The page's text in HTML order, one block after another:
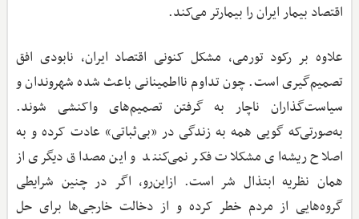
اقتصاد بیمار ایران را بیمارتر می‌کند.
علاوه بر رکود تورمی، مشکل کنونی اقتصاد ایران، نابودی افق
تصمیم‌گیری است. چون تداوم نااطمینانی باعث شده شهروندان و
سیاست‌گذاران ناچار به گرفتن تصمیم‌های واکنشی شوند.
به‌صورتی‌که گویی همه به زندگی در «بی‌ثباتی» عادت کرده و به
اصلاح ریشه‌ای مشکلات فکر نمی‌کنند و این مصداق دیگری از
همان نظریه ابتذال شر است. ازاین‌رو، اگر در چنین شرایطی
گروه‌هایی از مردم خطر کرده و از دخالت خارجی‌ها برای حل